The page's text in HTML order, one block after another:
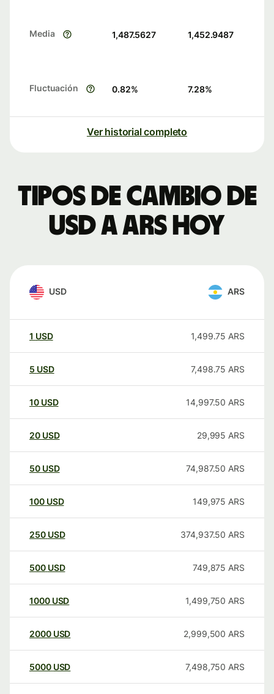
Media 1,487.5627 1,452.9487
Fluctuación 0.82% 7.28%
Ver historial completo
Tipos de cambio de
USD a ARS hoy
USD ARS
1 USD 1,499.75 ARS
5 USD 7,498.75 ARS
10 USD 14,997.50 ARS
20 USD 29,995 ARS
50 USD 74,987.50 ARS
100 USD 149,975 ARS
250 USD 374,937.50 ARS
500 USD 749,875 ARS
1000 USD 1,499,750 ARS
2000 USD 2,999,500 ARS
5000 USD 7,498,750 ARS